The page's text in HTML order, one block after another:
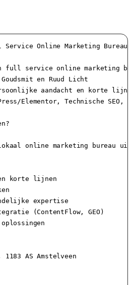
Online Marketing Bureau
full service online marketing
en Ruud Licht
aandacht en korte
Elementor, Technische SEO,
online marketing bureau
korte lijnen
expertise
(ContentFlow, GEO)
AS Amstelveen